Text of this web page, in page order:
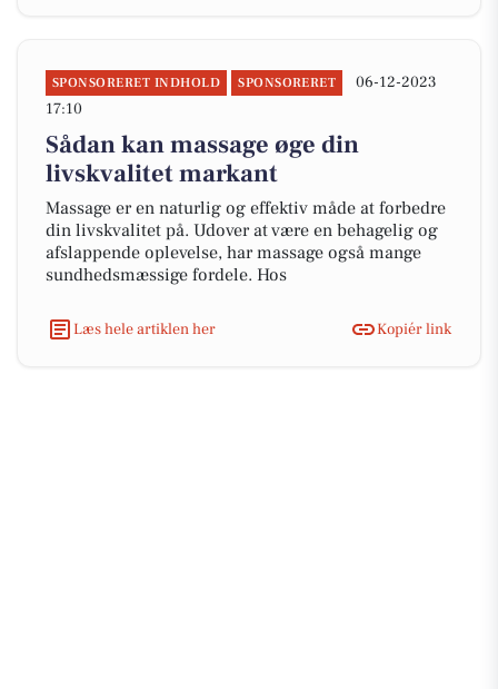
SPONSORERET INDHOLD SPONSORERET
06-12-2023
17:10
Sådan kan massage øge din
livskvalitet markant
Massage er en naturlig og effektiv måde at forbedre
din livskvalitet på. Udover at være en behagelig og
afslappende oplevelse, har massage også mange
sundhedsmæssige fordele. Hos
Læs hele artiklen her Kopiér link